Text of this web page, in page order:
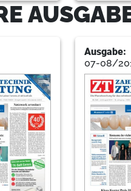
Ausgabe:
07-08/